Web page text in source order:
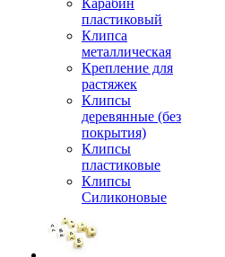
Карабин
пластиковый
Клипса
металлическая
Крепление для
растяжек
Клипсы
деревянные (без
покрытия)
Клипсы
пластиковые
Клипсы
Силиконовые